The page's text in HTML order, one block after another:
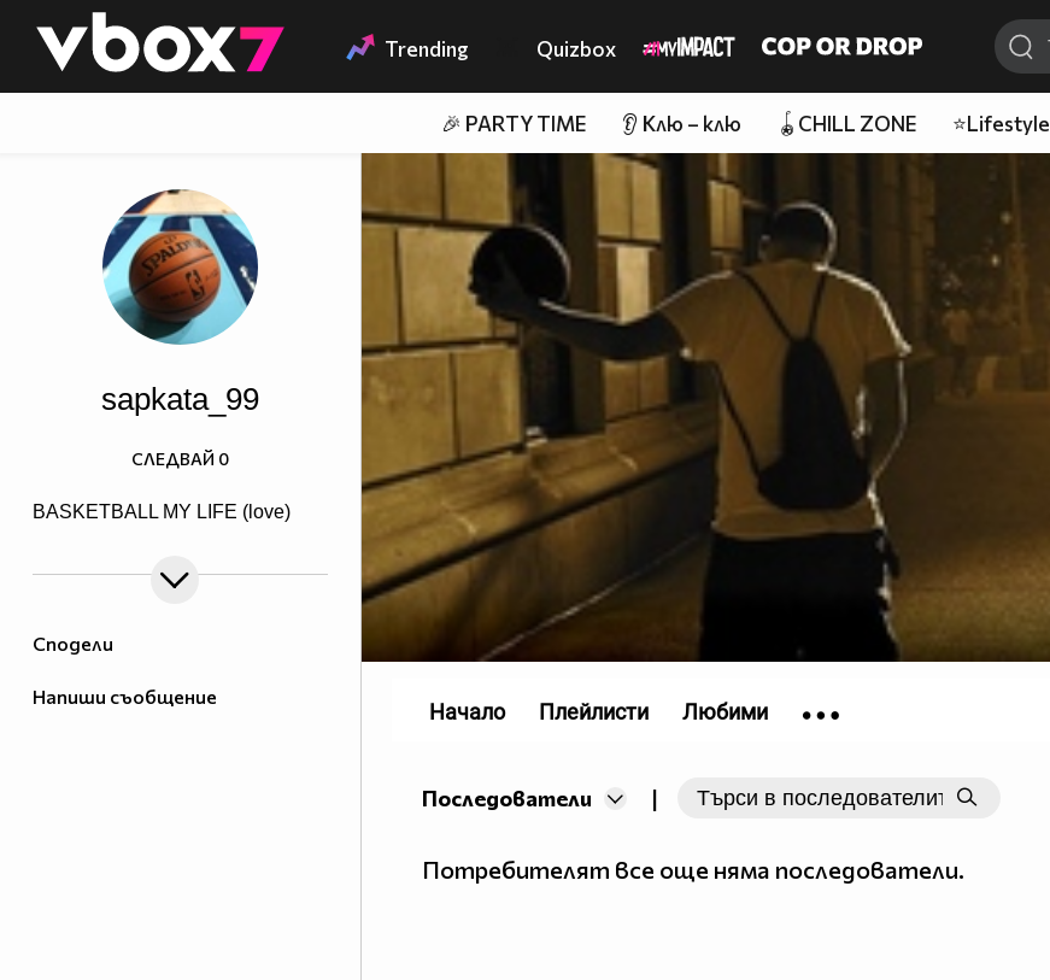
👾 Trending Quizbox
🎉 PARTY TIME 👂 Клю – клю 🪀CHILL ZONE ⭐Lifestyle
Сподели
Напиши съобщение
sapkata_99
BASKETBALL MY LIFE (love)
СЛЕДВАЙ 0
Последователи |
Потребителят все още няма последователи.
Начало Плейлисти Любими